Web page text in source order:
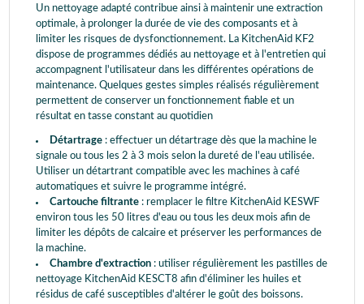
Un nettoyage adapté contribue ainsi à maintenir une extraction
optimale, à prolonger la durée de vie des composants et à
limiter les risques de dysfonctionnement. La KitchenAid KF2
dispose de programmes dédiés au nettoyage et à l'entretien qui
accompagnent l'utilisateur dans les différentes opérations de
maintenance. Quelques gestes simples réalisés régulièrement
permettent de conserver un fonctionnement fiable et un
résultat en tasse constant au quotidien
Détartrage : effectuer un détartrage dès que la machine le
signale ou tous les 2 à 3 mois selon la dureté de l'eau utilisée.
Utiliser un détartrant compatible avec les machines à café
automatiques et suivre le programme intégré.
Cartouche filtrante : remplacer le filtre KitchenAid KESWF
environ tous les 50 litres d'eau ou tous les deux mois afin de
limiter les dépôts de calcaire et préserver les performances de
la machine.
Chambre d'extraction : utiliser régulièrement les pastilles de
nettoyage KitchenAid KESCT8 afin d'éliminer les huiles et
résidus de café susceptibles d'altérer le goût des boissons.